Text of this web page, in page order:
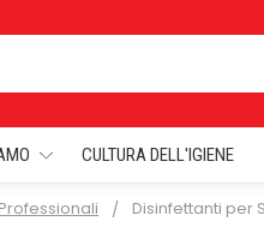
CULTURA DELL'IGIENE
Disinfettanti per